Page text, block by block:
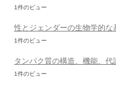
1件のビュー
性とジェンダーの生物学的な
1件のビュー
タンパク質の構造、機能、代
1件のビュー